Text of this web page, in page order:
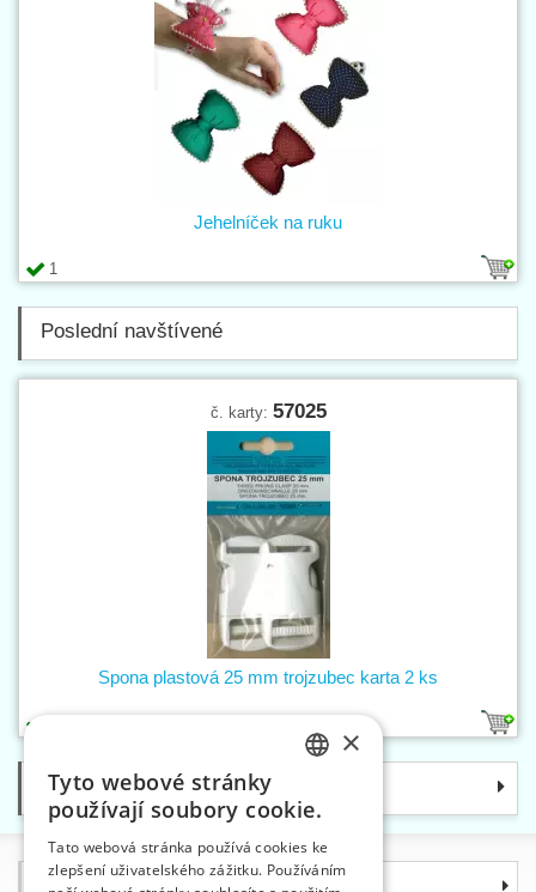
1
Jehelníček na ruku
Poslední navštívené
č. karty: 57025
Spona plastová 25 mm trojzubec karta 2 ks
Kategorie
Informace
ENGLISH
×
Tyto webové stránky
používají soubory cookie.
Tato webová stránka používá cookies ke
zlepšení uživatelského zážitku. Používáním